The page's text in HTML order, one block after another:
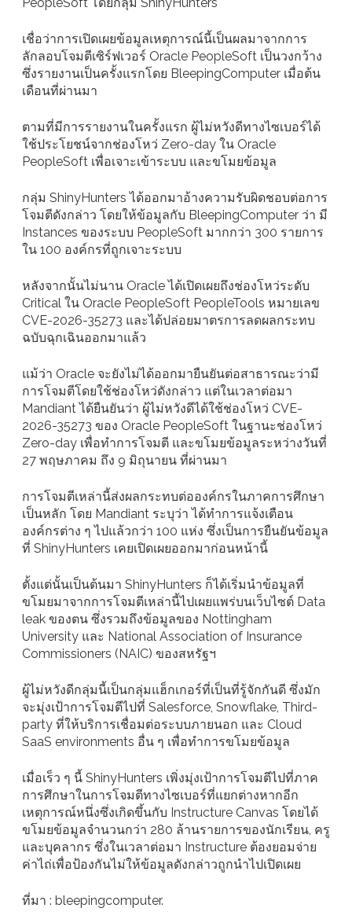
เชื่อว่าการเปิดเผยข้อมูลเหตุการณ์นี้เป็นผลมาจากการ
ลักลอบโจมตีเซิร์ฟเวอร์ Oracle PeopleSoft เป็นวงกว้าง
ซึ่งรายงานเป็นครั้งแรกโดย BleepingComputer เมื่อต้น
เดือนที่ผ่านมา
ตามที่มีการรายงานในครั้งแรก ผู้ไม่หวังดีทางไซเบอร์ได้
ใช้ประโยชน์จากช่องโหว่ Zero-day ใน Oracle
PeopleSoft เพื่อเจาะเข้าระบบ และขโมยข้อมูล
กลุ่ม ShinyHunters ได้ออกมาอ้างความรับผิดชอบต่อการ
โจมตีดังกล่าว โดยให้ข้อมูลกับ BleepingComputer ว่า มี
Instances ของระบบ PeopleSoft มากกว่า 300 รายการ
ใน 100 องค์กรที่ถูกเจาะระบบ
หลังจากนั้นไม่นาน Oracle ได้เปิดเผยถึงช่องโหว่ระดับ
Critical ใน Oracle PeopleSoft PeopleTools หมายเลข
CVE-2026-35273 และได้ปล่อยมาตรการลดผลกระทบ
ฉบับฉุกเฉินออกมาแล้ว
แม้ว่า Oracle จะยังไม่ได้ออกมายืนยันต่อสาธารณะว่ามี
การโจมตีโดยใช้ช่องโหว่ดังกล่าว แต่ในเวลาต่อมา
Mandiant ได้ยืนยันว่า ผู้ไม่หวังดีได้ใช้ช่องโหว่ CVE-
2026-35273 ของ Oracle PeopleSoft ในฐานะช่องโหว่
Zero-day เพื่อทำการโจมตี และขโมยข้อมูลระหว่างวันที่
27 พฤษภาคม ถึง 9 มิถุนายน ที่ผ่านมา
การโจมตีเหล่านี้ส่งผลกระทบต่อองค์กรในภาคการศึกษา
เป็นหลัก โดย Mandiant ระบุว่า ได้ทำการแจ้งเตือน
องค์กรต่าง ๆ ไปแล้วกว่า 100 แห่ง ซึ่งเป็นการยืนยันข้อมูล
ที่ ShinyHunters เคยเปิดเผยออกมาก่อนหน้านี้
ตั้งแต่นั้นเป็นต้นมา ShinyHunters ก็ได้เริ่มนำข้อมูลที่
ขโมยมาจากการโจมตีเหล่านี้ไปเผยแพร่บนเว็บไซต์ Data
leak ของตน ซึ่งรวมถึงข้อมูลของ Nottingham
University และ National Association of Insurance
Commissioners (NAIC) ของสหรัฐฯ
ผู้ไม่หวังดีกลุ่มนี้เป็นกลุ่มแฮ็กเกอร์ที่เป็นที่รู้จักกันดี ซึ่งมัก
จะมุ่งเป้าการโจมตีไปที่ Salesforce, Snowflake, Third-
party ที่ให้บริการเชื่อมต่อระบบภายนอก และ Cloud
SaaS environments อื่น ๆ เพื่อทำการขโมยข้อมูล
เมื่อเร็ว ๆ นี้ ShinyHunters เพิ่งมุ่งเป้าการโจมตีไปที่ภาค
การศึกษาในการโจมตีทางไซเบอร์ที่แยกต่างหากอีก
เหตุการณ์หนึ่งซึ่งเกิดขึ้นกับ Instructure Canvas โดยได้
ขโมยข้อมูลจำนวนกว่า 280 ล้านรายการของนักเรียน, ครู
และบุคลากร ซึ่งในเวลาต่อมา Instructure ต้องยอมจ่าย
ค่าไถ่เพื่อป้องกันไม่ให้ข้อมูลดังกล่าวถูกนำไปเปิดเผย
ที่มา : bleepingcomputer.